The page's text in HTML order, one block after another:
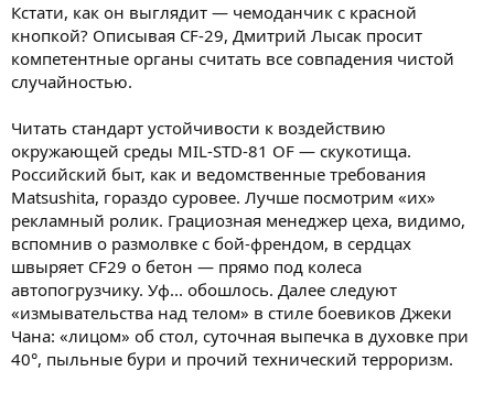
Кстати, как он выглядит — чемоданчик с красной
кнопкой? Описывая CF-29, Дмитрий Лысак просит
компетентные органы считать все совпадения чистой
случайностью.
Читать стандарт устойчивости к воздействию
окружающей среды MIL-STD-81 OF — скукотища.
Российский быт, как и ведомственные требования
Matsushita, гораздо суровее. Лучше посмотрим «их»
рекламный ролик. Грациозная менеджер цеха, видимо,
вспомнив о размолвке с бой-френдом, в сердцах
швыряет CF29 о бетон — прямо под колеса
автопогрузчику. Уф... обошлось. Далее следуют
«измывательства над телом» в стиле боевиков Джеки
Чана: «лицом» об стол, суточная выпечка в духовке при
40°, пыльные бури и прочий технический терроризм.